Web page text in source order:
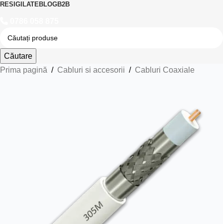
RESIGILATEBLOGB2B
Căutare
Prima pagină / Cabluri si accesorii / Cabluri Coaxiale